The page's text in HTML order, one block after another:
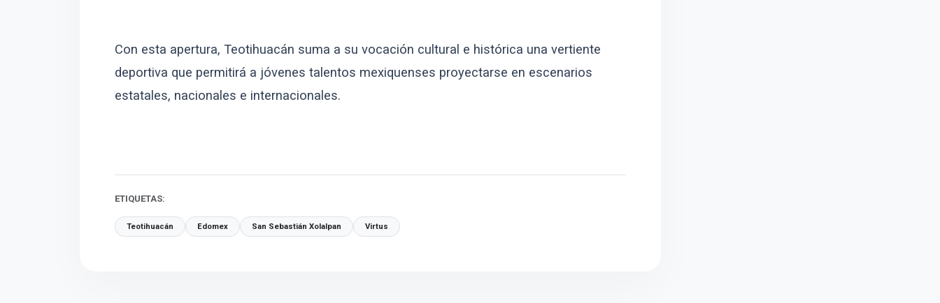
Con esta apertura, Teotihuacán suma a su vocación cultural e histórica una vertiente
deportiva que permitirá a jóvenes talentos mexiquenses proyectarse en escenarios
estatales, nacionales e internacionales.
ETIQUETAS:
Teotihuacán Edomex San Sebastián Xolalpan Virtus